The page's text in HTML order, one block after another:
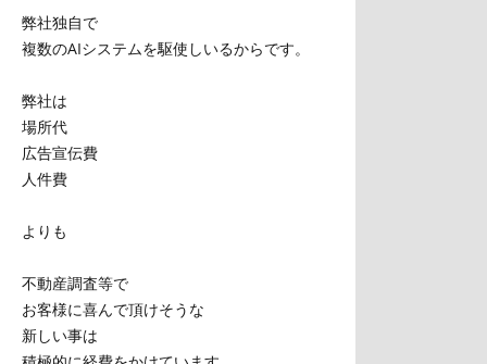
弊社独自で
複数のAIシステムを駆使しいるからです。
弊社は
場所代
広告宣伝費
人件費
よりも
不動産調査等で
お客様に喜んで頂けそうな
新しい事は